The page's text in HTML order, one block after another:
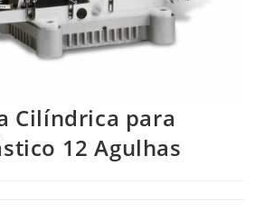
Cilíndrica para
12 Agulhas